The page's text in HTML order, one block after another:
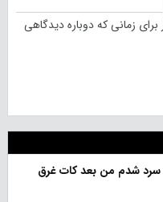
زمانی که دوباره دیدگاهی
سرد شدم من بعد کات غرق